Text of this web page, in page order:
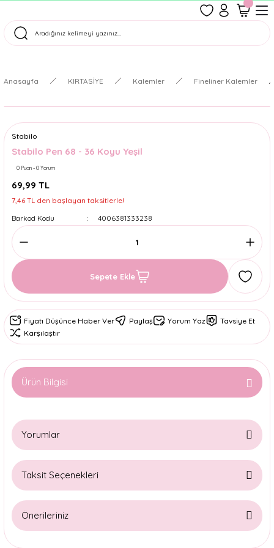
Tüm Siparişler Aynı Gün Kargoda!
Anasayfa KIRTASİYE Kalemler Fineliner Kalemler
Stabilo
Stabilo Pen 68 - 36 Koyu Yeşil
0 Puan - 0 Yorum
69,99 TL
7,46 TL den başlayan taksitlerle!
Barkod Kodu
4006381333238
Sepete Ekle
Fiyatı Düşünce Haber Ver Paylaş Yorum Yaz
Tavsiye Et
Karşılaştır
Ürün Bilgisi
Yorumlar
Taksit Seçenekleri
Önerileriniz